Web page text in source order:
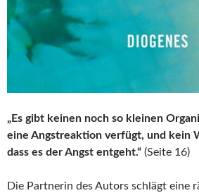
„Es gibt keinen noch so kleinen
eine Angstreaktion verfügt, und kein
dass es der Angst entgeht.“ (Seite 16)
Die Partnerin des Autors schlägt eine